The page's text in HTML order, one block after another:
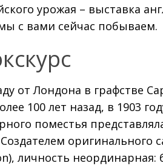
урожая – выставка
с вами сейчас побываем.
от Лондона в графстве
100 лет назад, в 1903
поместья
Создателем
личность